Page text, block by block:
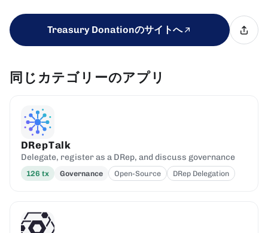
Treasury Donationのサイトへ
同じカテゴリーのアプリ
DRepTalk
Delegate, register as a DRep, and discuss governance
126 tx Governance Open-Source DRep Delegation